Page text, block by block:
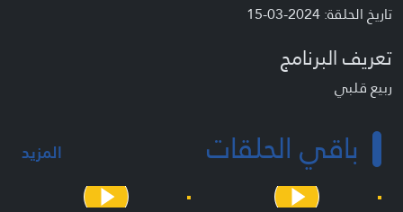
تاريخ الحلقة: 2024-03-15
تعريف البرنامج
ربيع قلبي
باقي الحلقات المزيد